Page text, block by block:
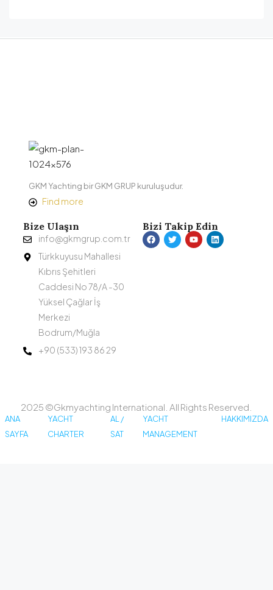
GKM Yachting bir GKM GRUP kuruluşudur.
Find more
Bize Ulaşın
info@gkmgrup.com.tr
Türkkuyusu Mahallesi
Kıbrıs Şehitleri
Caddesi No 78/A -30
Yüksel Çağlar İş
Merkezi
Bodrum/Muğla
+90 (533) 193 86 29
Bizi Takip Edin
2025 ©Gkmyachting International. All Rights Reserved.
ANA
SAYFA
YACHT
CHARTER
AL /
SAT
YACHT
MANAGEMENT
HAKKIMIZDA